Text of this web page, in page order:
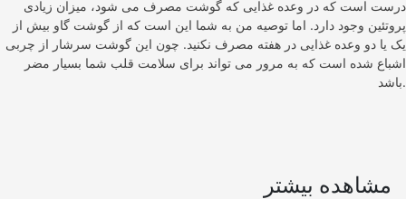
درست است که در وعده غذایی که گوشت مصرف می شود، میزان زیادی
پروتئین وجود دارد. اما توصیه من به شما این است که از گوشت گاو بیش از
یک یا دو وعده غذایی در هفته مصرف نکنید. چون این گوشت سرشار از چربی
اشباع شده است که به مرور می تواند برای سلامت قلب شما بسیار مضر
باشد.
مشاهده بیشتر